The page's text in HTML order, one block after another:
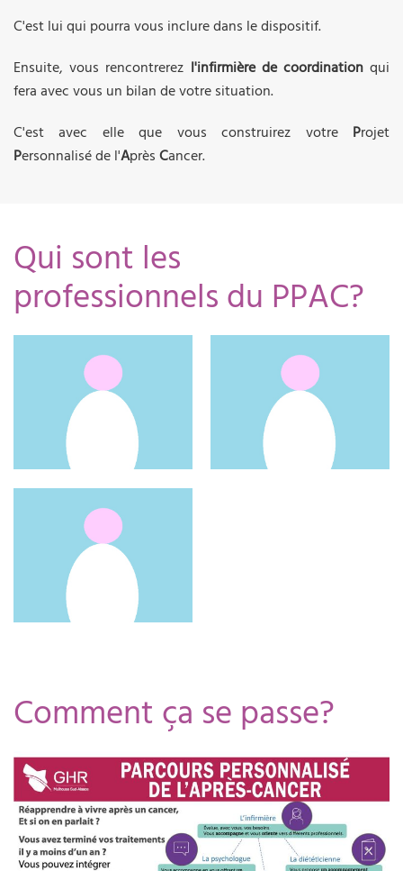
C'est lui qui pourra vous inclure dans le dispositif.
Ensuite, vous rencontrerez l'infirmière de coordinationqui
fera avec vous un bilan de votre situation.
C'est avec elle que vous construirez votre Projet
Personnalisé de l'Après Cancer.
Qui sont les
professionnels du PPAC?
06.23.30.46.79 06.23.30.46.74
Comment ça se passe?